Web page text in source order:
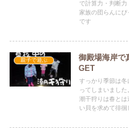
で計算力・判断力
家族の団らんにぴ
です
親子で遊ぶ
御殿場海岸で
GET
すっかり季節は冬
ってしまいまし
潮干狩りは春とは
い貝を求めて徘徊